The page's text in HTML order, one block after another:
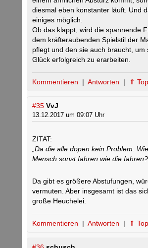
diesmal eben konstanter läuft. Und
einiges möglich.
Ob das klappt, wird die spannende
dem kräfteraubenden Spielstil der
pflegt und den sie auch braucht, um
Glück erfolgreich zu erarbeiten.
Kommentieren | Antworten | ⇑ Top
#35 VvJ
13.12.2017 um 09:07 Uhr
ZITAT:
„Da die alle dopen kein Problem.
Mensch sonst fahren wie die
Da gibt es größere Abstufungen,
vermuten. Aber insgesamt ist das
große Heuchelei.
Kommentieren | Antworten | ⇑ Top